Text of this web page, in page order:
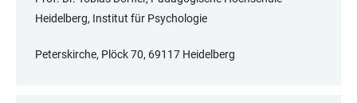
Heidelberg, Institut für Psychologie
Peterskirche, Plöck 70, 69117 Heidelberg